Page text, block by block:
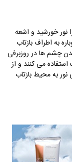
نور خورشید و اشعه
به اطراف بازتاب
چشم ها در روزبرفی
می کنند و از
به محیط بازتاب